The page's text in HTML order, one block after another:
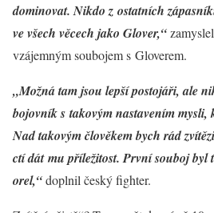
dominovat. Nikdo z ostatních
ve všech věcech jako Glover,“
vzájemným soubojem s Gloverem.
„Možná tam jsou lepší postojáři, ale
bojovník s takovým nastavením mysli,
Nad takovým člověkem bych rád
ctí dát mu příležitost. První souboj byl
orel,“doplnil český fighter.